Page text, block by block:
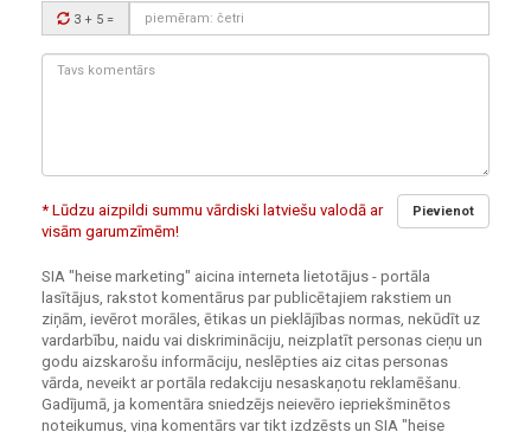
Drošības
kods:
3 + 5 =
Tavs
Pievienot
* Lūdzu aizpildi summu vārdiski latviešu valodā ar
visām garumzīmēm!
SIA "heise marketing" aicina interneta lietotājus - portāla
lasītājus, rakstot komentārus par publicētajiem rakstiem un
ziņām, ievērot morāles, ētikas un pieklājības normas, nekūdīt uz
vardarbību, naidu vai diskrimināciju, neizplatīt personas cieņu un
godu aizskarošu informāciju, neslēpties aiz citas personas
vārda, neveikt ar portāla redakciju nesaskaņotu reklamēšanu.
Gadījumā, ja komentāra sniedzējs neievēro iepriekšminētos
noteikumus, viņa komentārs var tikt izdzēsts un SIA "heise